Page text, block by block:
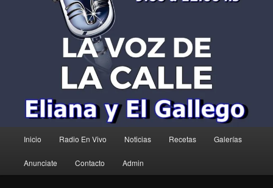
principal
Inicio Radio En Vivo Noticias Recetas Galerías
Anunciate Contacto Admin